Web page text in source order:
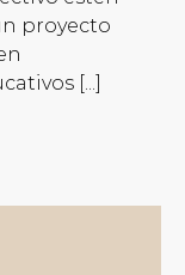
proyecto
[...]